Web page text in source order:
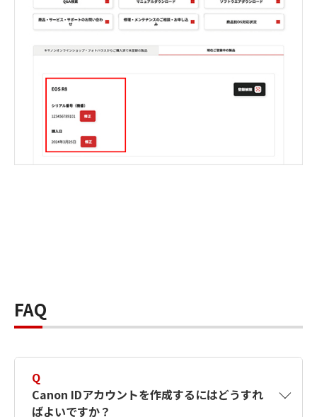
FAQ
Q
Canon IDアカウントを作成するにはどうすれ
ばよいですか？